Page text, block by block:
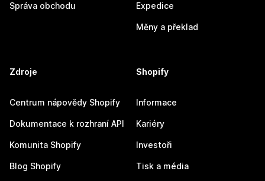
Správa obchodu Expedice
Měny a překlad
Zdroje
Centrum nápovědy Shopify
Dokumentace k rozhraní API
Komunita Shopify
Blog Shopify
Shopify
Informace
Kariéry
Investoři
Tisk a média